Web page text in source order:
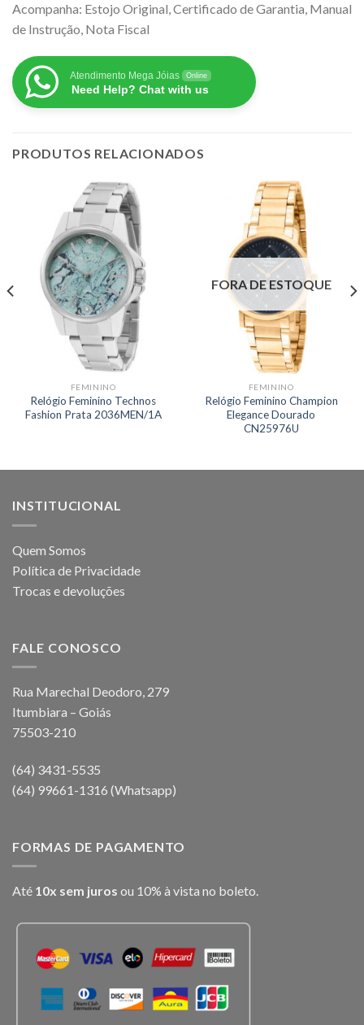
Acompanha: Estojo Original, Certificado de Garantia, Manual
de Instrução, Nota Fiscal
Atendimento Mega Jóias Online
Need Help? Chat with us
PRODUTOS RELACIONADOS
FEMININO
Relógio Feminino Technos
Fashion Prata 2036MEN/1A
FORA DE ESTOQUE
FEMININO
Relógio Feminino Champion
Elegance Dourado
CN25976U
INSTITUCIONAL
Quem Somos
Política de Privacidade
Trocas e devoluções
FALE CONOSCO
Rua Marechal Deodoro, 279
Itumbiara – Goiás
75503-210
(64) 3431-5535
(64) 99661-1316 (Whatsapp)
FORMAS DE PAGAMENTO
Até 10x sem juros ou 10% à vista no boleto.